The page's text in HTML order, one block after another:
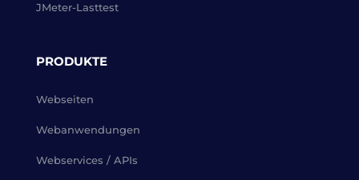
JMeter-Lasttest
PRODUKTE
Webseiten
Webanwendungen
Webservices / APIs